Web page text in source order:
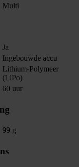
Multi
Ja
Ingebouwde accu
Lithium-Polymeer
(LiPo)
60 uur
99 g